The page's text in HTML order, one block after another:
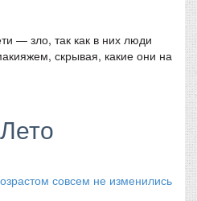
— зло, так как в них люди
скрывая, какие они на